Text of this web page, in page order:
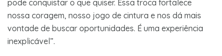
pode conquistar o que quiser. Essa troca fortalece
nossa coragem, nosso jogo de cintura e nos dá mais
vontade de buscar oportunidades. É uma experiência
inexplicável”.